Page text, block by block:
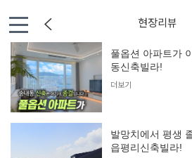
현장리뷰
풀옵션 아파트가
동신축빌라!
더보기
발망치에서 평생
읍평리신축빌라!